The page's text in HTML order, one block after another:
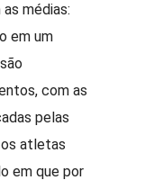
médias:
em um
com as
pelas
atletas
em que por